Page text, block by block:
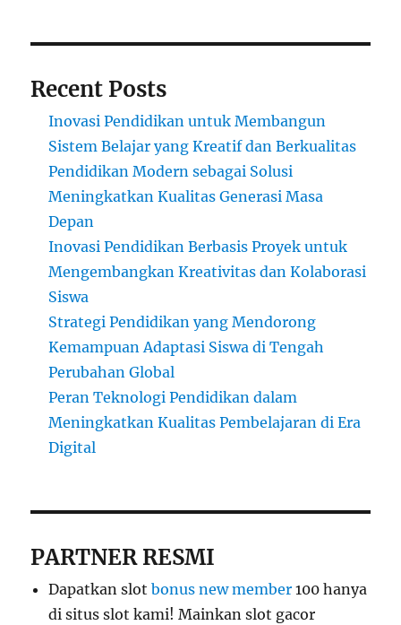
Recent Posts
Inovasi Pendidikan untuk Membangun
Sistem Belajar yang Kreatif dan Berkualitas
Pendidikan Modern sebagai Solusi
Meningkatkan Kualitas Generasi Masa
Depan
Inovasi Pendidikan Berbasis Proyek untuk
Mengembangkan Kreativitas dan Kolaborasi
Siswa
Strategi Pendidikan yang Mendorong
Kemampuan Adaptasi Siswa di Tengah
Perubahan Global
Peran Teknologi Pendidikan dalam
Meningkatkan Kualitas Pembelajaran di Era
Digital
PARTNER RESMI
Dapatkan slotbonus new member 100 hanya
di situs slot kami! Mainkan slot gacor